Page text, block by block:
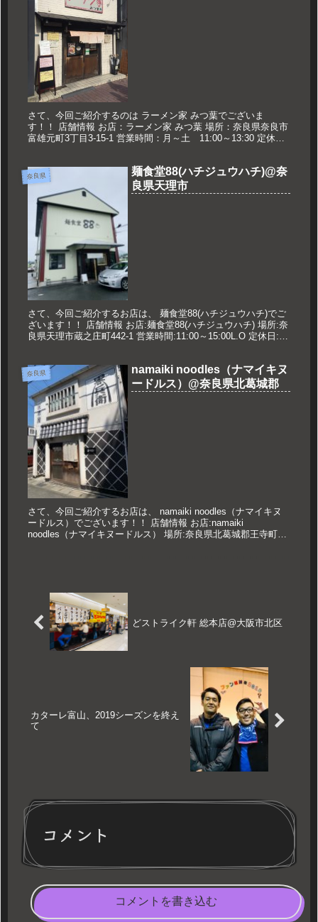
さて、今回ご紹介するのは ラーメン家 みつ葉でございま
す！！ 店舗情報 お店：ラーメン家 みつ葉 場所：奈良県奈良市
富雄元町3丁目3-15-1 営業時間：月～土 11:00～13:30 定休
奈良県
麺食堂88(ハチジュウハチ)@奈
良県天理市
さて、今回ご紹介するお店は、 麺食堂88(ハチジュウハチ)でご
ざいます！！ 店舗情報 お店:麺食堂88(ハチジュウハチ) 場所:奈
良県天理市蔵之庄町442-1 営業時間:11:00～15:00L.O 定休日:火
奈良県
namaiki noodles（ナマイキヌ
ードルス）@奈良県北葛城郡
さて、今回ご紹介するお店は、 namaiki noodles（ナマイキヌ
ードルス）でございます！！ 店舗情報 お店:namaiki
noodles（ナマイキヌードルス） 場所:奈良県北葛城郡王寺町久
どストライク軒 総本店@大阪市北区
カターレ富山、2019シーズンを終え
て
コメント
コメントを書き込む